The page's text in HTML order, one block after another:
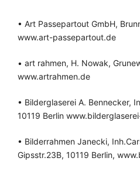
• Art Passepartout GmbH,
www.art-passepartout.de
• art rahmen, H. Nowak,
www.artrahmen.de
• Bilderglaserei A. Bennecker,
10119 Berlin
• Bilderrahmen Janecki,
Gipsstr.23B, 10119 Berlin,